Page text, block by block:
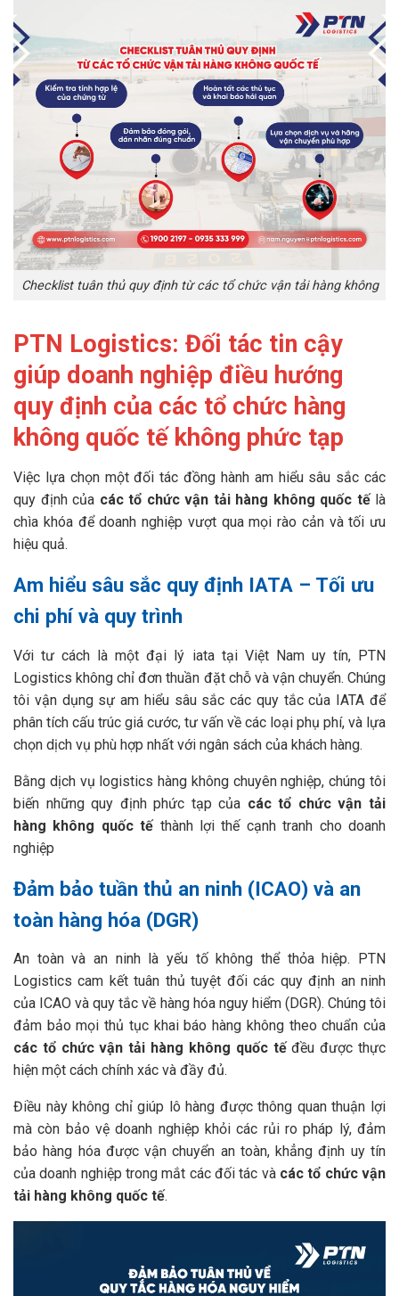
Checklist tuân thủ quy định từ các tổ chức vận tải hàng không
PTN Logistics: Đối tác tin cậy
giúp doanh nghiệp điều hướng
quy định của các tổ chức hàng
không quốc tế không phức tạp
Việc lựa chọn một đối tác đồng hành am hiểu sâu sắc các
quy định của các tổ chức vận tải hàng không quốc tếlà
chìa khóa để doanh nghiệp vượt qua mọi rào cản và tối ưu
hiệu quả.
Am hiểu sâu sắc quy định IATA – Tối ưu
chi phí và quy trình
Với tư cách là một đại lý iata tại Việt Nam uy tín, PTN
Logistics không chỉ đơn thuần đặt chỗ và vận chuyển. Chúng
tôi vận dụng sự am hiểu sâu sắc các quy tắc của IATA để
phân tích cấu trúc giá cước, tư vấn về các loại phụ phí, và lựa
chọn dịch vụ phù hợp nhất với ngân sách của khách hàng.
Bằng dịch vụ logistics hàng không chuyên nghiệp, chúng tôi
biến những quy định phức tạp của các tổ chức vận tải
hàng không quốc tếthành lợi thế cạnh tranh cho doanh
nghiệp
Đảm bảo tuần thủ an ninh (ICAO) và an
toàn hàng hóa (DGR)
An toàn và an ninh là yếu tố không thể thỏa hiệp. PTN
Logistics cam kết tuân thủ tuyệt đối các quy định an ninh
của ICAO và quy tắc về hàng hóa nguy hiểm (DGR). Chúng tôi
đảm bảo mọi thủ tục khai báo hàng không theo chuẩn của
các tổ chức vận tải hàng không quốc tếđều được thực
hiện một cách chính xác và đầy đủ.
Điều này không chỉ giúp lô hàng được thông quan thuận lợi
mà còn bảo vệ doanh nghiệp khỏi các rủi ro pháp lý, đảm
bảo hàng hóa được vận chuyển an toàn, khẳng định uy tín
của doanh nghiệp trong mắt các đối tác và các tổ chức vận
tải hàng không quốc tế.